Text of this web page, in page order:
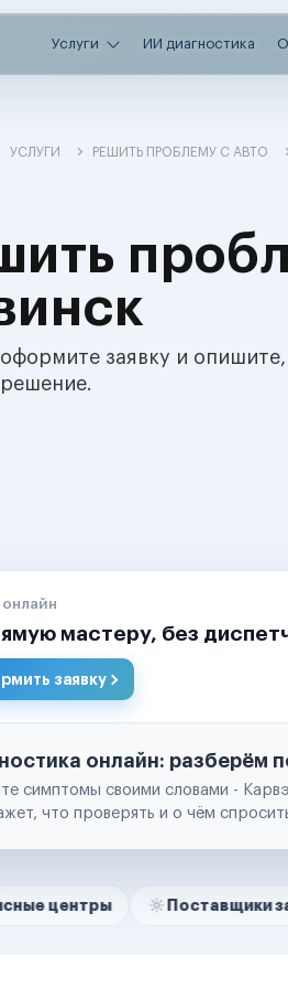
Услуги ИИ диагностика
УСЛУГИ РЕШИТЬ ПРОБЛЕМУ С АВТО
заявку и
онлайн
мастеру, без
заявку
онлайн: разберём
симптомы своими словами -
что проверять и о чём
Поставщики запчастей